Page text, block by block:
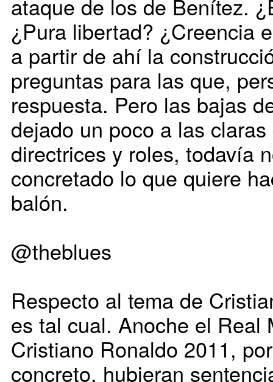
ataque de los de Benítez.
¿Pura libertad? ¿Creencia
a partir de ahí la
preguntas para las que,
respuesta. Pero las bajas
dejado un poco a las
directrices y roles, todavía
concretado lo que quiere
balón.
@theblues
Respecto al tema de
es tal cual. Anoche el Real
Cristiano Ronaldo 2011,
concreto, hubieran